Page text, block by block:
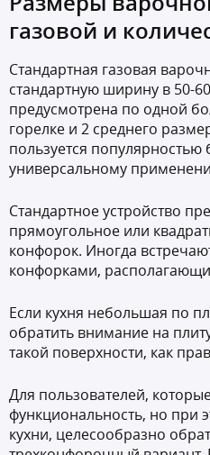
газовой и
Стандартная газовая
стандартную ширину в 50-
предусмотрена по одной
горелке и 2 среднего
пользуется популярностью
универсальному
Стандартное устройство
прямоугольное или
конфорок. Иногда
конфорками,
Если кухня небольшая по
обратить внимание на
такой поверхности, как
Для пользователей,
функциональность, но при
кухни, целесообразно